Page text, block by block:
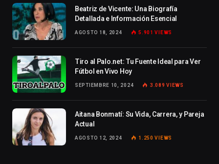
Beatriz de Vicente: Una Biografía
Detallada e Información Esencial
AGOSTO 18, 2024 5.901VIEWS
Tiro al Palo.net: Tu Fuente Ideal para Ver
Fútbol en Vivo Hoy
SEPTIEMBRE 10, 2024 3.089VIEWS
Aitana Bonmatí: Su Vida, Carrera, y Pareja
Actual
AGOSTO 12, 2024 1.250VIEWS